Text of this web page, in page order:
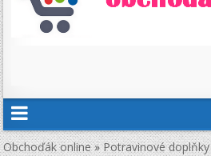
Obchoďák online»Potravinové doplňky